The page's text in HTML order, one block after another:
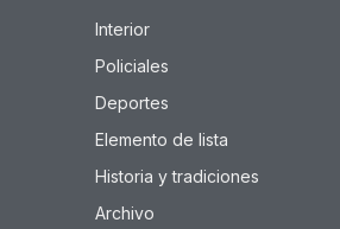
Interior
Policiales
Deportes
Elemento de lista
Historia y tradiciones
Archivo